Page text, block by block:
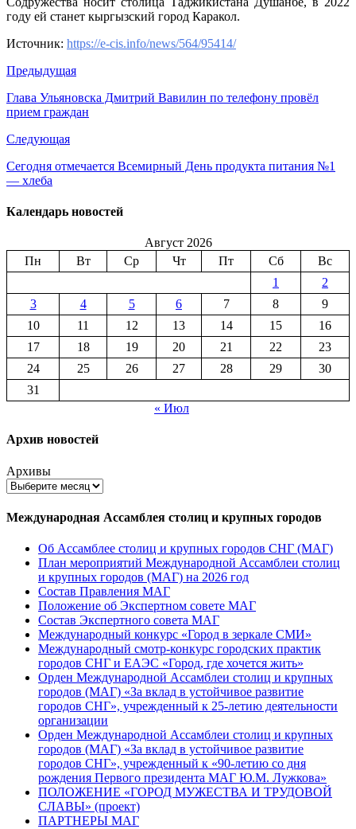
году ей станет кыргызский город Каракол.
Источник: https://e-cis.info/news/564/95414/
Предыдущая
Глава Ульяновска Дмитрий Вавилин по телефону провёл
прием граждан
Следующая
Сегодня отмечается Всемирный День продукта питания №1
— хлеба
Календарь новостей
Август 2026
Пн
Вт Ср Чт Пт Сб
Вс
1
2
3
4 5 6 7 8
9
10
11 12 13 14 15
16
17
18 19 20 21 22
23
24
25 26 27 28 29
30
31
« Июл
Архив новостей
Архивы
Международная Ассамблея столиц и крупных городов
Об Ассамблее столиц и крупных городов СНГ (МАГ)
План мероприятий Международной Ассамблеи столиц
и крупных городов (МАГ) на 2026 год
Состав Правления МАГ
Положение об Экспертном совете МАГ
Состав Экспертного совета МАГ
Международный конкурс «Город в зеркале СМИ»
Международный смотр-конкурс городских практик
городов СНГ и ЕАЭС «Город, где хочется жить»
Орден Международной Ассамблеи столиц и крупных
городов (МАГ) «За вклад в устойчивое развитие
городов СНГ», учрежденный к 25-летию деятельности
организации
Орден Международной Ассамблеи столиц и крупных
городов (МАГ) «За вклад в устойчивое развитие
городов СНГ», учрежденный к «90-летию со дня
рождения Первого президента МАГ Ю.М. Лужкова»
ПОЛОЖЕНИЕ «ГОРОД МУЖЕСТВА И ТРУДОВОЙ
СЛАВЫ» (проект)
ПАРТНЕРЫ МАГ